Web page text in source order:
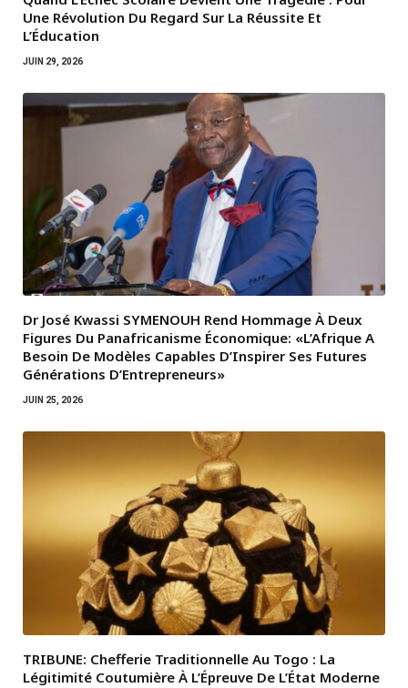
Une Révolution Du Regard Sur La Réussite Et
L’Éducation
JUIN 29, 2026
Dr José Kwassi SYMENOUH Rend Hommage À Deux
Figures Du Panafricanisme Économique: «L’Afrique A
Besoin De Modèles Capables D’Inspirer Ses Futures
Générations D’Entrepreneurs»
JUIN 25, 2026
TRIBUNE: Chefferie Traditionnelle Au Togo : La
Légitimité Coutumière À L’Épreuve De L’État Moderne